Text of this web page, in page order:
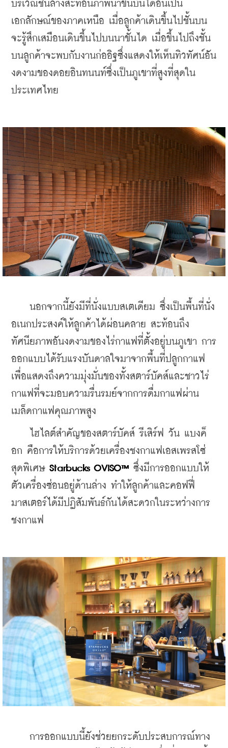
บริเวณชั้นล่างสะท้อนภาพนาขั้นบันไดอันเป็น
เอกลักษณ์ของภาคเหนือ เมื่อลูกค้าเดินขึ้นไปชั้นบน
จะรู้สึกเสมือนเดินขึ้นไปบนนาขั้นได เมื่อขึ้นไปถึงชั้น
บนลูกค้าจะพบกับงานก่ออิฐซึ่งแสดงให้เห็นทิวทัศน์อัน
งดงามของดอยอินทนนท์ซึ่งเป็นภูเขาที่สูงที่สุดใน
ประเทศไทย
นอกจากนี้ยังมีที่นั่งแบบสเตเดียม ซึ่งเป็นพื้นที่นั่ง
อเนกประสงค์ให้ลูกค้าได้ผ่อนคลาย สะท้อนถึง
ทัศนียภาพอันงดงามของไร่กาแฟที่ตั้งอยู่บนภูเขา การ
ออกแบบได้รับแรงบันดาลใจมาจากพื้นที่ปลูกกาแฟ
เพื่อแสดงถึงความมุ่งมั่นของทั้งสตาร์บัคส์และชาวไร่
กาแฟที่จะมอบความรื่นรมย์จากการดื่มกาแฟผ่าน
เมล็ดกาแฟคุณภาพสูง
ไฮไลต์สำคัญของสตาร์บัคส์ รีเสิร์ฟ วัน แบงค็
อก คือการให้บริการด้วยเครื่องชงกาแฟเอสเพรสโซ่
สุดพิเศษ Starbucks OVISO™ ซึ่งมีการออกแบบให้
ตัวเครื่องซ่อนอยู่ด้านล่าง ทำให้ลูกค้าและคอฟฟี่
มาสเตอร์ได้มีปฏิสัมพันธ์กันได้สะดวกในระหว่างการ
ชงกาแฟ
การออกแบบนี้ยังช่วยยกระดับประสบการณ์ทาง